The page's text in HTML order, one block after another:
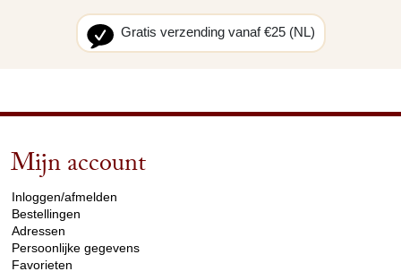
Gratis verzending vanaf €25 (NL)
Mijn account
Inloggen/afmelden
Bestellingen
Adressen
Persoonlijke gegevens
Favorieten